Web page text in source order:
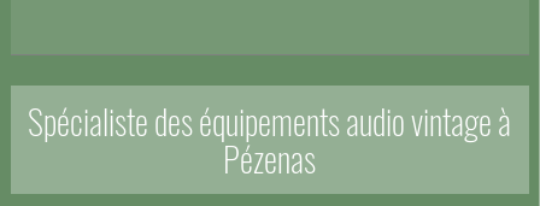
Spécialiste des équipements audio vintage à
Pézenas